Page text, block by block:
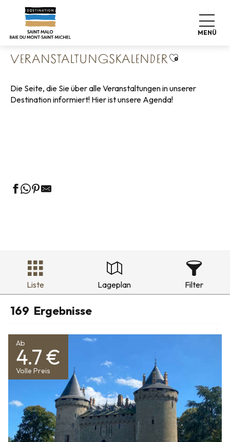
contenu
MENÜ
Startseite
Veranstaltungskalender
VERANSTALTUNGSKALENDERAjouter aux
Die Seite, die Sie über alle Veranstaltungen in unserer
Destination informiert! Hier ist unsere Agenda!
Liste Lageplan Filter
169 Ergebnisse
Ab
4.7 €
Volle Preis